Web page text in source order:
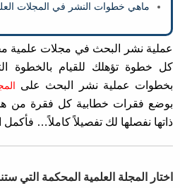
ماهي خطوات النشر في المجلات
عملية نشر البحث في مجلات علمية
كل خطوة تؤهلك للقيام بالخطوة
بخطوات عملية نشر البحث على
بوضع فقرات خطابية كل فقرة من
ذاتها نفصلها لك تفصيلاً كاملاً…
اختار المجلة العلمية المحكمة التي